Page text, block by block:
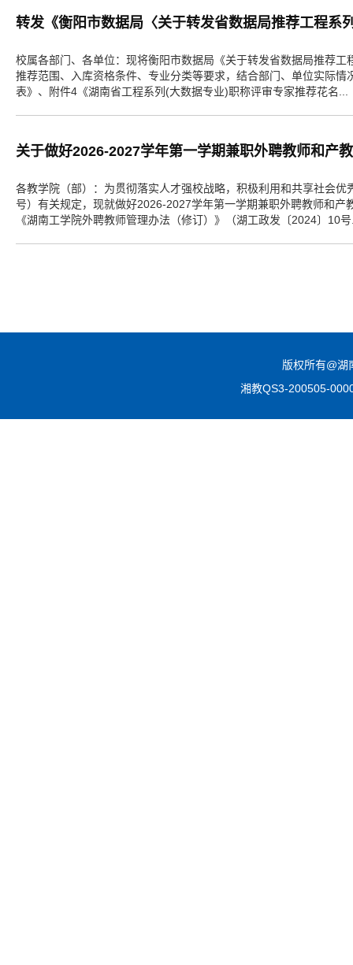
转发《衡阳市数据局〈关于转发省数据局推荐工程系
校属各部门、各单位：现将衡阳市数据局《关于转发省数据局推荐
推荐范围、入库资格条件、专业分类等要求，结合部门、单位实际
表》、附件4《湖南省工程系列(大数据专业)职称评审专家推荐花名...
关于做好2026-2027学年第一学期兼职外聘教师和产
各教学院（部）：为贯彻落实人才强校战略，积极利用和共享社会
号）有关规定，现就做好2026-2027学年第一学期兼职外聘教师和
《湖南工学院外聘教师管理办法（修订）》（湖工政发〔2024〕10
版权所有@湖
湘教QS3-200505-